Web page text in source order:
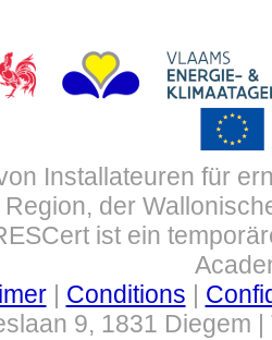
Installateuren für
der
ist ein
| Conditions
9, 1831 Diegem